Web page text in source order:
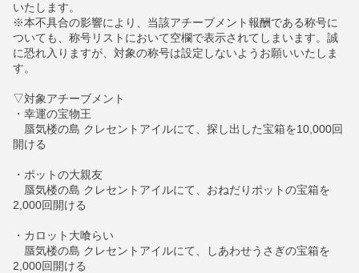
いたします。
※本不具合の影響により、当該アチーブメント報酬である称号に
ついても、称号リストにおいて空欄で表示されてしまいます。誠
に恐れ入りますが、対象の称号は設定しないようお願いいたしま
す。
▽対象アチーブメント
・幸運の宝物王
蜃気楼の島 クレセントアイルにて、探し出した宝箱を10,000回
開ける
・ポットの大親友
蜃気楼の島 クレセントアイルにて、おねだりポットの宝箱を
2,000回開ける
・カロット大喰らい
蜃気楼の島 クレセントアイルにて、しあわせうさぎの宝箱を
2,000回開ける